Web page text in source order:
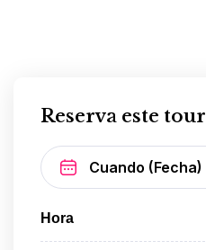
Reserva este tour
Hora